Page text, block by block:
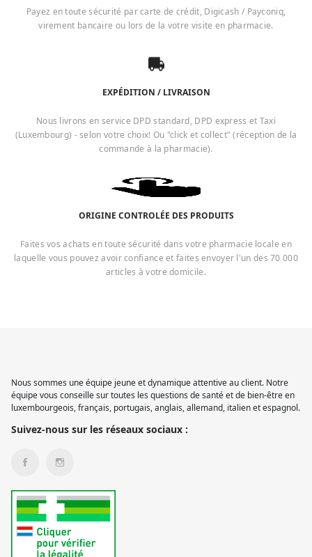
Payez en toute sécurité par carte de crédit, Digicash / Payconiq,
virement bancaire ou lors de la votre visite en pharmacie.
EXPÉDITION / LIVRAISON
Nous livrons en service DPD standard, DPD express et Taxi
(Luxembourg) - selon votre choix! Ou "click et collect" (réception de la
commande à la pharmacie).
ORIGINE CONTROLÉE DES PRODUITS
Faites vos achats en toute sécurité dans votre pharmacie locale en
laquelle vous pouvez avoir confiance et faites envoyer l'un des 70 000
articles à votre domicile.
Nous sommes une équipe jeune et dynamique attentive au client. Notre
équipe vous conseille sur toutes les questions de santé et de bien-être en
luxembourgeois, français, portugais, anglais, allemand, italien et espagnol.
Suivez-nous sur les réseaux sociaux :